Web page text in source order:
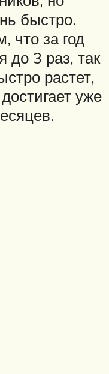
быстро.
что за год
до 3 раз, так
растет,
уже